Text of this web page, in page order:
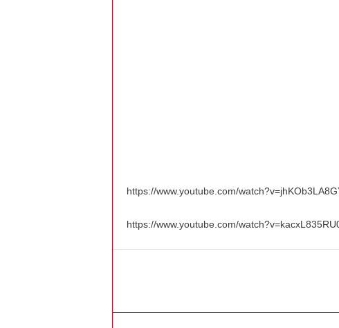
https://www.youtube.com/
https://www.youtube.com/